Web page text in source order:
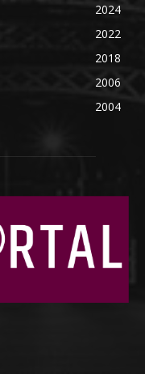
2024
2022
2018
2006
2004